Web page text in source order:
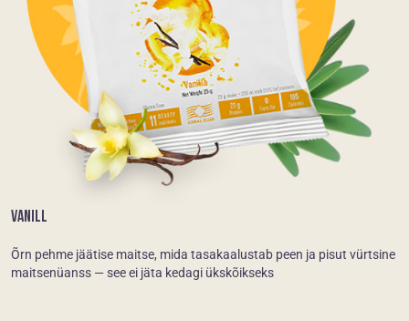
VANILL
Õrn pehme jäätise maitse, mida tasakaalustab peen ja pisut vürtsine
maitsenüanss — see ei jäta kedagi ükskõikseks